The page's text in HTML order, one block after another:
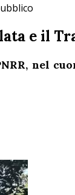
e il
nel